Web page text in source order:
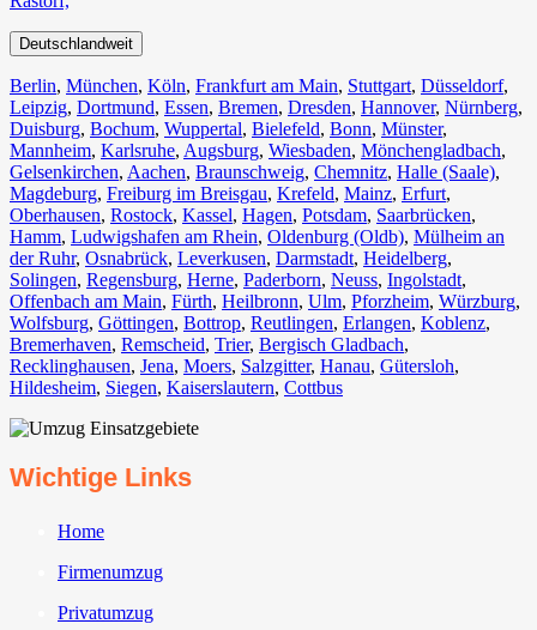
Deutschlandweit
Berlin⁠, München, Köln⁠, Frankfurt am Main, Stuttgart, Düsseldorf,
Leipzig, Dortmund, Essen, Bremen, Dresden, Hannover, Nürnberg,
Duisburg⁠, Bochum, Wuppertal⁠, Bielefeld⁠, Bonn⁠, Münster⁠,
Mannheim, Karlsruhe, Augsburg, Wiesbaden⁠, Mönchengladbach⁠,
Gelsenkirchen⁠, Aachen⁠, Braunschweig, Chemnitz⁠, Halle (Saale)⁠,
Magdeburg, Freiburg im Breisgau⁠, Krefeld⁠, Mainz⁠, Erfurt,
Oberhausen⁠, Rostock⁠, Kassel⁠, Hagen, Potsdam, Saarbrücken⁠,
Hamm, Ludwigshafen am Rhein⁠, Oldenburg (Oldb), Mülheim an
der Ruhr, Osnabrück⁠, Leverkusen, Darmstadt⁠, Heidelberg,
Solingen, Regensburg, Herne⁠, Paderborn, Neuss, Ingolstadt,
Offenbach am Main, Fürth⁠, Heilbronn, Ulm⁠, Pforzheim, Würzburg,
Wolfsburg⁠, Göttingen, Bottrop, Reutlingen, Erlangen⁠, Koblenz,
Bremerhaven⁠, Remscheid, Trier⁠, Bergisch Gladbach,
Recklinghausen, Jena⁠, Moers⁠, Salzgitter⁠, Hanau, Gütersloh,
Hildesheim⁠, Siegen⁠, Kaiserslautern⁠, Cottbus⁠
Wichtige Links
Home
Firmenumzug
Privatumzug